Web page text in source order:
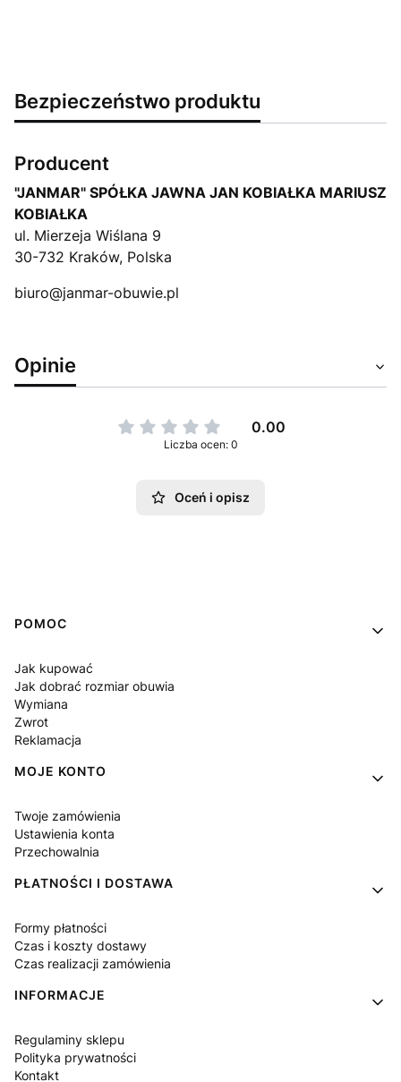
Bezpieczeństwo produktu
Producent
"JANMAR" SPÓŁKA JAWNA JAN KOBIAŁKA MARIUSZ
KOBIAŁKA
ul. Mierzeja Wiślana 9
30-732 Kraków, Polska
biuro@janmar-obuwie.pl
Opinie
0.00
Liczba ocen: 0
Oceń i opisz
Linki w stopce
POMOC
Jak kupować
Jak dobrać rozmiar obuwia
Wymiana
Zwrot
Reklamacja
MOJE KONTO
Twoje zamówienia
Ustawienia konta
Przechowalnia
PŁATNOŚCI I DOSTAWA
Formy płatności
Czas i koszty dostawy
Czas realizacji zamówienia
INFORMACJE
Regulaminy sklepu
Polityka prywatności
Kontakt